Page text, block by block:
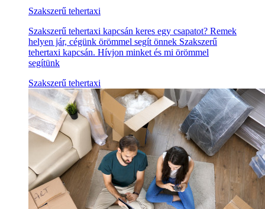
Szakszerű tehertaxi
Szakszerű tehertaxi kapcsán keres egy csapatot? Remek
helyen jár, cégünk örömmel segít önnek Szakszerű
tehertaxi kapcsán. Hívjon minket és mi örömmel
segítünk
Szakszerű tehertaxi